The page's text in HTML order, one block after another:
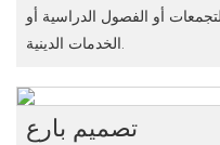
أو الفصول الدراسية أو
الخدمات الدينية.
تصميم بارع